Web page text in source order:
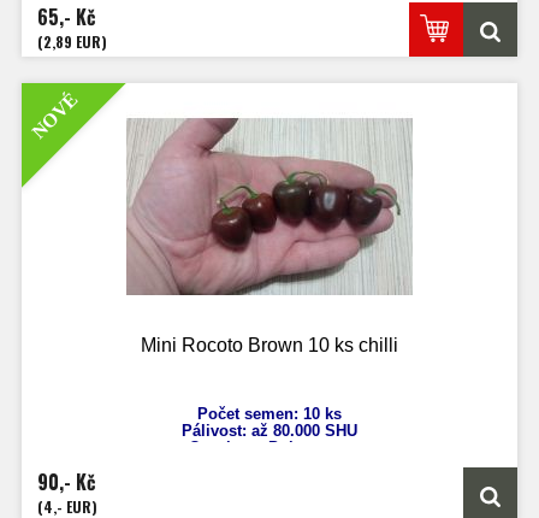
65,- Kč
(2,89 EUR)
NOVÉ
Mini Rocoto Brown 10 ks chilli
Počet semen: 10 ks
Pálivost: až 80.000 SHU
Capsicum Pubescens
90,- Kč
(4,- EUR)